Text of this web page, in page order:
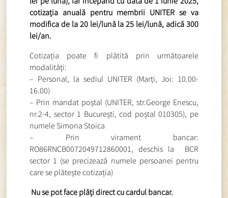
cotizația anuală pentru membrii UNITER se va
modifica de la 20 lei/lună la 25 lei/lună, adică 300
lei/an.
Cotizația poate fi plătită prin următoarele
modalități:
– Personal, la sediul UNITER (Marți, Joi: 10.00-
16.00)
– Prin mandat poștal (UNITER, str.George Enescu,
nr.2-4, sector 1 București, cod poștal 010305), pe
numele Simona Stoica
– Prin virament bancar:
RO86RNCB0072049712860001, deschis la BCR
sector 1 (se precizează numele persoanei pentru
care se plătește cotizația)
Nu se pot face plăți direct cu cardul bancar.